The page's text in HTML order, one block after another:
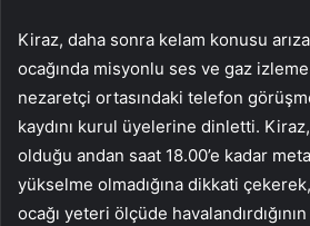
Kiraz, daha sonra kelam konusu
ocağında misyonlu ses ve gaz
nezaretçi ortasındaki telefon
kaydını kurul üyelerine dinletti. Kiraz,
olduğu andan saat 18.00’e kadar
yükselme olmadığına dikkati
ocağı yeteri ölçüde